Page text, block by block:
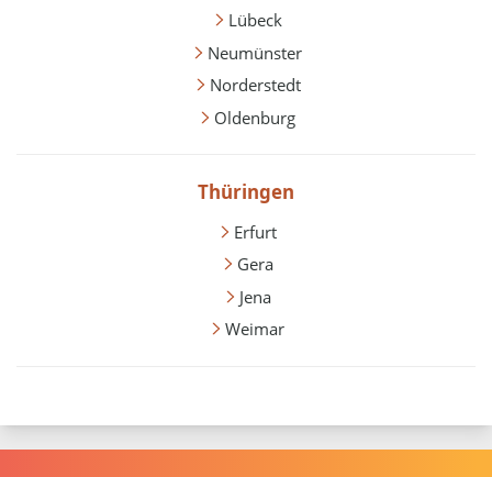
Lübeck
Neumünster
Norderstedt
Oldenburg
Thüringen
Erfurt
Gera
Jena
Weimar